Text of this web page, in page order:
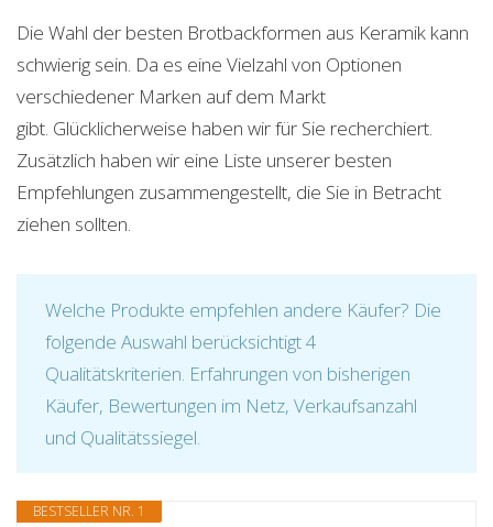
Die Wahl der besten Brotbackformen aus Keramik kann
schwierig sein. Da es eine Vielzahl von Optionen
verschiedener Marken auf dem Markt
gibt. Glücklicherweise haben wir für Sie recherchiert.
Zusätzlich haben wir eine Liste unserer besten
Empfehlungen zusammengestellt, die Sie in Betracht
ziehen sollten.
Welche Produkte empfehlen andere Käufer? Die
folgende Auswahl berücksichtigt 4
Qualitätskriterien. Erfahrungen von bisherigen
Käufer, Bewertungen im Netz, Verkaufsanzahl
und Qualitätssiegel.
BESTSELLER NR. 1